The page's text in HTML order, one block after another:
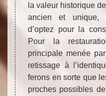
la valeur historique
ancien et unique,
d’optez pour la
Pour la
principale menée
retissage à
ferons en sorte que
proches possibles